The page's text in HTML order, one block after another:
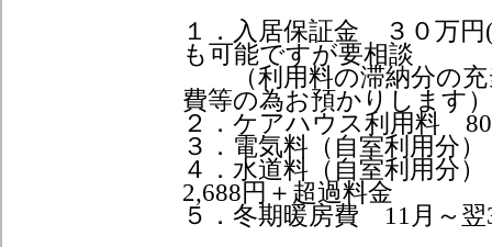
１．入居保証金 ３０万円
も可能ですが要相談
（利用料の滞納分の充
費等の為お預かりします）
２．ケアハウス利用料
３．電気料（自室利用分
４．水道料（自室利用分
2,688円＋超過料金
５．冬期暖房費 11月～翌